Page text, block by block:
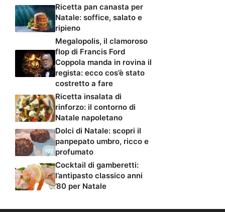
Ricetta pan canasta per
Natale: soffice, salato e
ripieno
Megalopolis, il clamoroso
flop di Francis Ford
Coppola manda in rovina il
regista: ecco cos’è stato
costretto a fare
Ricetta insalata di
rinforzo: il contorno di
Natale napoletano
Dolci di Natale: scopri il
panpepato umbro, ricco e
profumato
Cocktail di gamberetti:
l’antipasto classico anni
’80 per Natale